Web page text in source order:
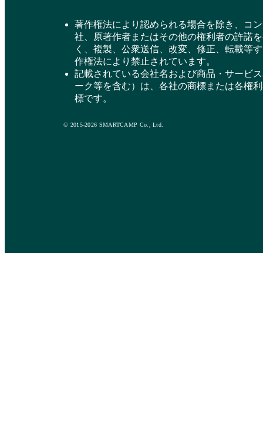
著作権法により認められる場合を除き、コ
社、原著作者またはその他の権利者の許諾
く、複製、公衆送信、改変、修正、転載等
作権法により禁止されています。
記載されている会社名および商品・サービ
ーク等を含む）は、各社の商標または各権
標です。
© 2015-2026 SMARTCAMP Co., Ltd.